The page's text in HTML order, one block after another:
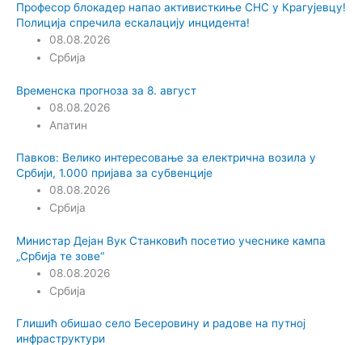
Професор блокадер напао активисткиње СНС у Крагујевцу!
Полиција спречила ескалацију инцидента!
08.08.2026
Србија
Временска прогноза за 8. август
08.08.2026
Апатин
Павков: Велико интересовање за електрична возила у
Србији, 1.000 пријава за субвенције
08.08.2026
Србија
Министар Дејан Вук Станковић посетио учеснике кампа
„Србија те зове“
08.08.2026
Србија
Глишић обишао село Бесеровину и радове на путној
инфраструктури